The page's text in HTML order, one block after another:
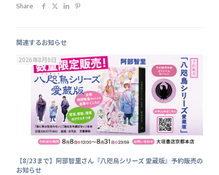
Share
関連するお知らせ
2026年8月8日
【8/23まで】阿部智里さん『八咫烏シリーズ 愛蔵版』予約販売の
お知らせ